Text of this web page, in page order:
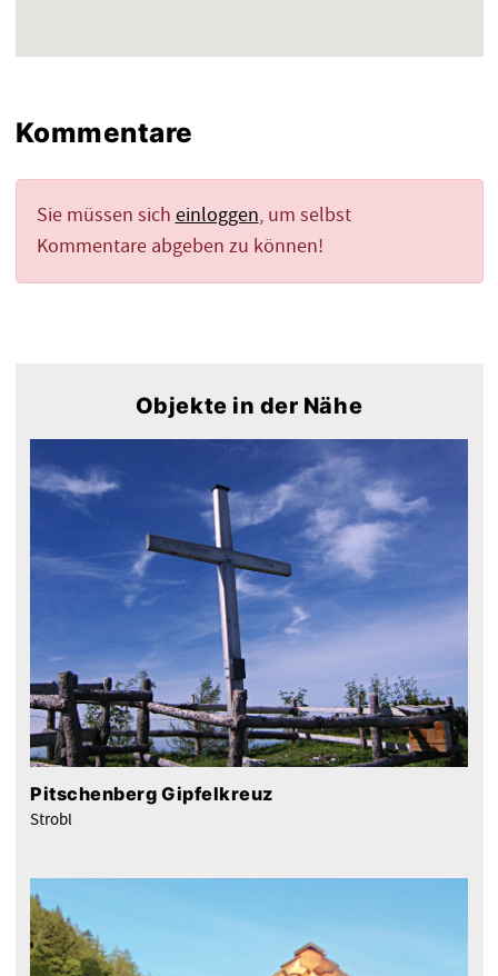
Kommentare
Sie müssen sich einloggen, um selbst
Kommentare abgeben zu können!
Objekte in der Nähe
Pitschenberg Gipfelkreuz
Strobl